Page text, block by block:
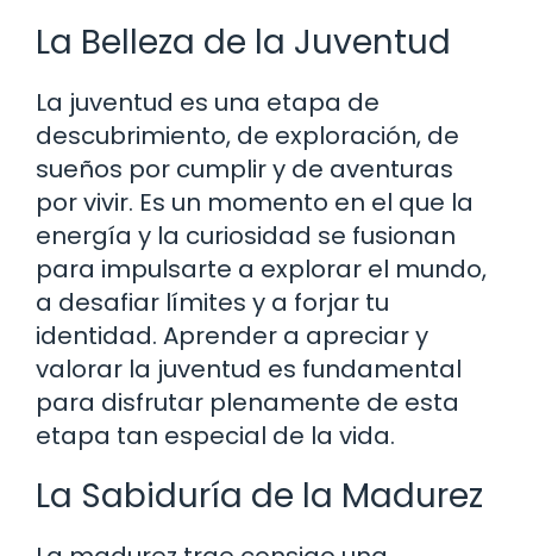
La Belleza de la Juventud
La juventud es una etapa de
descubrimiento, de exploración, de
sueños por cumplir y de aventuras
por vivir. Es un momento en el que la
energía y la curiosidad se fusionan
para impulsarte a explorar el mundo,
a desafiar límites y a forjar tu
identidad. Aprender a apreciar y
valorar la juventud es fundamental
para disfrutar plenamente de esta
etapa tan especial de la vida.
La Sabiduría de la Madurez